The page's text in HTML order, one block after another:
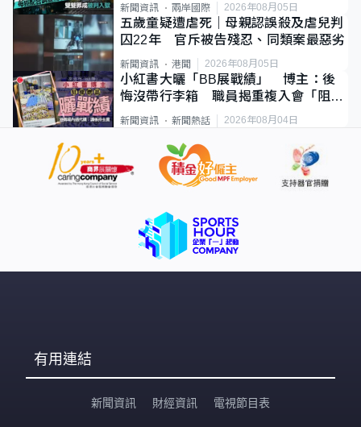
新聞資訊 兩岸國際 2026年08月05日
五歲童疑遭虐死｜母親認誤殺及虐兒判
囚22年 官斥被告殘忍、同類案最惡劣
新聞資訊 港聞 2026年08月05日
小紅書大曬「BB展戰績」 博主：後
悔沒帶行李箱 職員揭重複入會「阻止
唔到」
新聞資訊 新聞熱話 2026年08月04日
有用連結
新聞資訊 財經資訊 電視節目表